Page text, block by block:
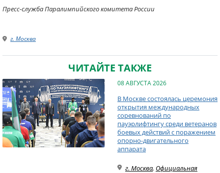
Пресс-служба Паралимпийского комитета России
г. Москва
ЧИТАЙТЕ ТАКЖЕ
08 АВГУСТА 2026
В Москве состоялась церемония
открытия международных
соревнований по
пауэрлифтингу среди ветеранов
боевых действий с поражением
опорно-двигательного
аппарата
г. Москва, Официальная